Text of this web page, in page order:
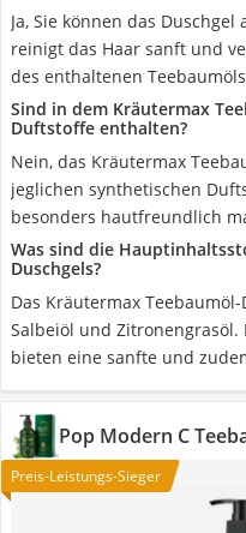
Ja, Sie können das
reinigt das Haar sanft und
des enthaltenen
Sind in dem Kräutermax
Duftstoffe enthalten?
Nein, das Kräutermax
jeglichen synthetischen
besonders hautfreundlich
Was sind die
Duschgels?
Das Kräutermax
Salbeiöl und
bieten eine sanfte und
Pop Modern C
Preis-Leistungs-Sieger